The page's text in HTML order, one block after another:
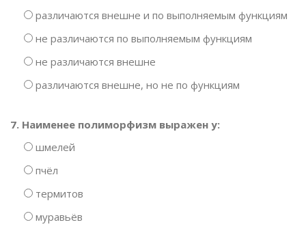
различаются внешне и по выполняемым функциям
не различаются по выполняемым функциям
не различаются внешне
различаются внешне, но не по функциям
7. Наименее полиморфизм выражен у:
шмелей
пчёл
термитов
муравьёв